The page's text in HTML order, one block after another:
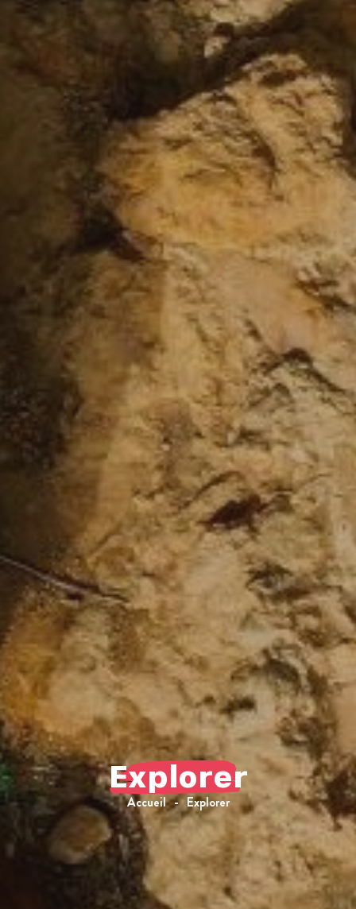
Explorer
Accueil Explorer